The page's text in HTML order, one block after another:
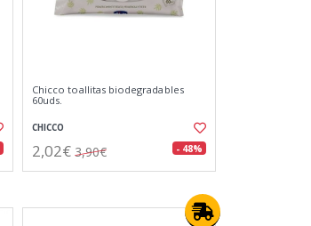
Chicco toallitas biodegradables
60uds.
CHICCO
2,02€ 3,90€ - 48%